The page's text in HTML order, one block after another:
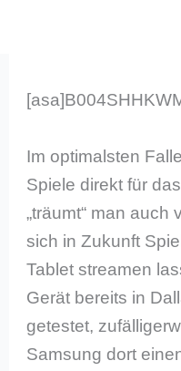
Im optimalsten
Spiele direkt für
„träumt“ man auch
sich in Zukunft
Tablet streamen
Gerät bereits in
getestet,
Samsung dort